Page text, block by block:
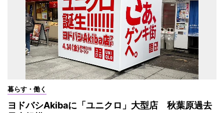
暮らす・働く
ヨドバシAkibaに「ユニクロ」大型店 秋葉原過去